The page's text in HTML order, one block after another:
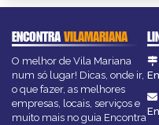
ENCONTRAVILAMARIANA
O melhor de Vila Mariana
num só lugar! Dicas, onde ir,
o que fazer, as melhores
empresas, locais, serviços e
muito mais no guia Encontra